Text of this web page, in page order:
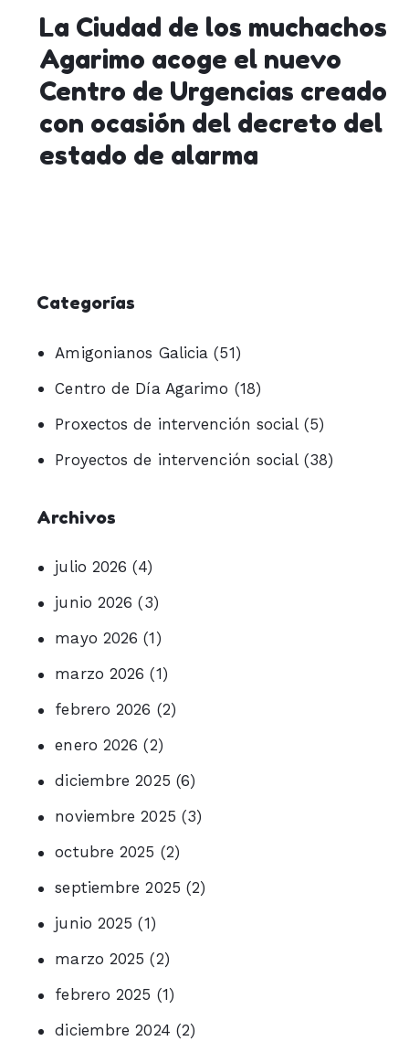
La Ciudad de los muchachos
Agarimo acoge el nuevo
Centro de Urgencias creado
con ocasión del decreto del
estado de alarma
Categorías
Amigonianos Galicia (51)
Centro de Día Agarimo (18)
Proxectos de intervención social(5)
Proyectos de intervención social(38)
Archivos
julio 2026 (4)
junio 2026 (3)
mayo 2026 (1)
marzo 2026 (1)
febrero 2026 (2)
enero 2026 (2)
diciembre 2025 (6)
noviembre 2025 (3)
octubre 2025 (2)
septiembre 2025 (2)
junio 2025 (1)
marzo 2025 (2)
febrero 2025 (1)
diciembre 2024 (2)